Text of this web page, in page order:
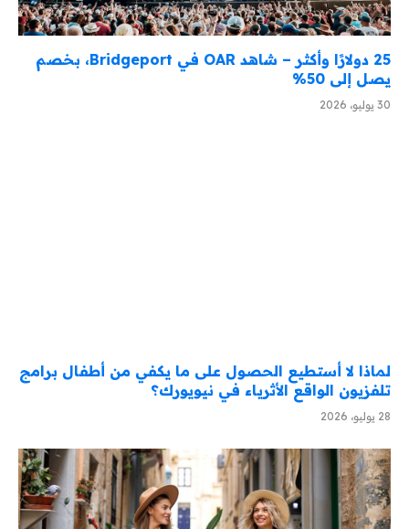
25 دولارًا وأكثر – شاهد OAR في Bridgeport، بخصم
يصل إلى 50%
30 يوليو، 2026
لماذا لا أستطيع الحصول على ما يكفي من أطفال برامج
تلفزيون الواقع الأثرياء في نيويورك؟
28 يوليو، 2026